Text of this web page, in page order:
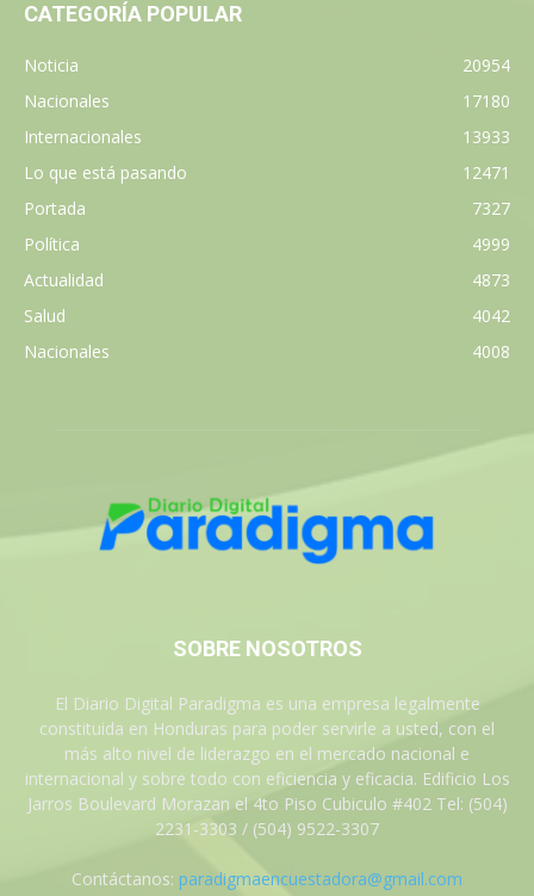
CATEGORÍA POPULAR
Noticia
20954
Nacionales
17180
Internacionales
13933
Lo que está pasando
12471
Portada
7327
Política
4999
Actualidad
4873
Salud
4042
Nacionales
4008
SOBRE NOSOTROS
El Diario Digital Paradigma es una empresa legalmente
constituida en Honduras para poder servirle a usted, con el
más alto nivel de liderazgo en el mercado nacional e
internacional y sobre todo con eficiencia y eficacia. Edificio Los
Jarros Boulevard Morazan el 4to Piso Cubiculo #402 Tel: (504)
2231-3303 / (504) 9522-3307
Contáctanos: paradigmaencuestadora@gmail.com